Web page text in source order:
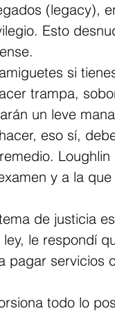
(legacy),
Esto
si
trampa,
un leve
eso sí,
y a la
de justicia
le respondí
pagar servicios
todo lo